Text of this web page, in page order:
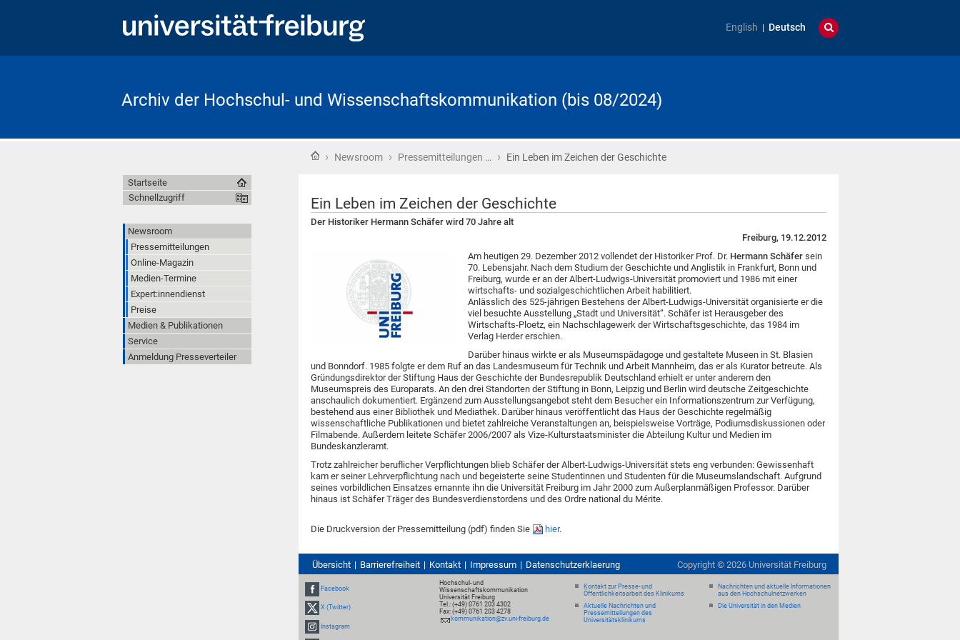
English Deutsch
Archiv der Hochschul- und Wissenschaftskommunikation (bis 08/2024)
Startseite
› Newsroom › Pressemitteilungen … › Ein Leben im Zeichen der Geschichte
Ein Leben im Zeichen der Geschichte
Der Historiker Hermann Schäfer wird 70 Jahre alt
Freiburg, 19.12.2012
Am heutigen 29. Dezember 2012 vollendet der Historiker Prof. Dr. Hermann Schäfer sein
70. Lebensjahr. Nach dem Studium der Geschichte und Anglistik in Frankfurt, Bonn und
Freiburg, wurde er an der Albert-Ludwigs-Universität promoviert und 1986 mit einer
wirtschafts- und sozialgeschichtlichen Arbeit habilitiert.
Anlässlich des 525-jährigen Bestehens der Albert-Ludwigs-Universität organisierte er die
viel besuchte Ausstellung „Stadt und Universität“. Schäfer ist Herausgeber des
Wirtschafts-Ploetz, ein Nachschlagewerk der Wirtschaftsgeschichte, das 1984 im
Verlag Herder erschien.
Darüber hinaus wirkte er als Museumspädagoge und gestaltete Museen in St. Blasien
und Bonndorf. 1985 folgte er dem Ruf an das Landesmuseum für Technik und Arbeit Mannheim, das er als Kurator betreute. Als
Gründungsdirektor der Stiftung Haus der Geschichte der Bundesrepublik Deutschland erhielt er unter anderem den
Museumspreis des Europarats. An den drei Standorten der Stiftung in Bonn, Leipzig und Berlin wird deutsche Zeitgeschichte
anschaulich dokumentiert. Ergänzend zum Ausstellungsangebot steht dem Besucher ein Informationszentrum zur Verfügung,
bestehend aus einer Bibliothek und Mediathek. Darüber hinaus veröffentlicht das Haus der Geschichte regelmäßig
wissenschaftliche Publikationen und bietet zahlreiche Veranstaltungen an, beispielsweise Vorträge, Podiumsdiskussionen oder
Filmabende. Außerdem leitete Schäfer 2006/2007 als Vize-Kulturstaatsminister die Abteilung Kultur und Medien im
Bundeskanzleramt.
Trotz zahlreicher beruflicher Verpflichtungen blieb Schäfer der Albert-Ludwigs-Universität stets eng verbunden: Gewissenhaft
kam er seiner Lehrverpflichtung nach und begeisterte seine Studentinnen und Studenten für die Museumslandschaft. Aufgrund
seines vorbildlichen Einsatzes ernannte ihn die Universität Freiburg im Jahr 2000 zum Außerplanmäßigen Professor. Darüber
hinaus ist Schäfer Träger des Bundesverdienstordens und des Ordre national du Mérite.
Die Druckversion der Pressemitteilung (pdf) finden Sie hier.
Startseite
Schnellzugriff
Newsroom
Pressemitteilungen
Online-Magazin
Medien-Termine
Expert:innendienst
Preise
Medien & Publikationen
Service
Anmeldung Presseverteiler
Übersicht Barrierefreiheit Kontakt Impressum Datenschutzerklaerung Copyright © 2026 Universität Freiburg
Facebook
X (Twitter)
Instagram
Hochschul- und
Wissenschaftskommunikation
Universität Freiburg
Tel.: (+49) 0761 203 4302
Fax: (+49) 0761 203 4278
kommunikation@zv.uni-freiburg.de
Kontakt zur Presse- und
Öffentlichkeitsarbeit des Klinikums
Aktuelle Nachrichten und
Pressemitteilungen des
Universitätsklinikums
Nachrichten und aktuelle Informationen
aus den Hochschulnetzwerken
Die Universität in den Medien